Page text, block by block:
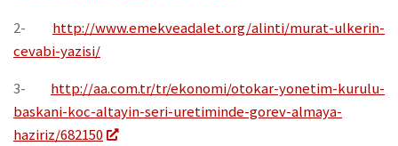
2- http://www.emekveadalet.org/alinti/murat-ulkerin-
cevabi-yazisi/
3- http://aa.com.tr/tr/ekonomi/otokar-yonetim-kurulu-
baskani-koc-altayin-seri-uretiminde-gorev-almaya-
haziriz/682150